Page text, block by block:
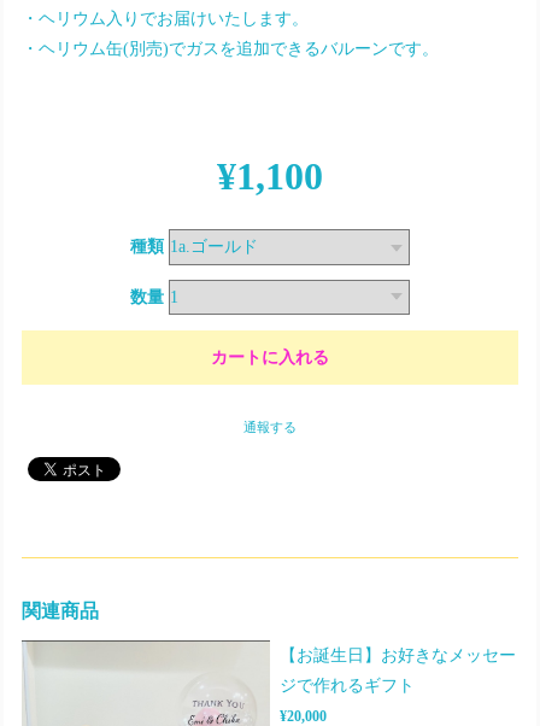
・ヘリウム入りでお届けいたします。
・ヘリウム缶(別売)でガスを追加できるバルーンです。
¥1,100
種類
数量
通報する
関連商品
【お誕生日】お好きなメッセー
ジで作れるギフト
¥20,000